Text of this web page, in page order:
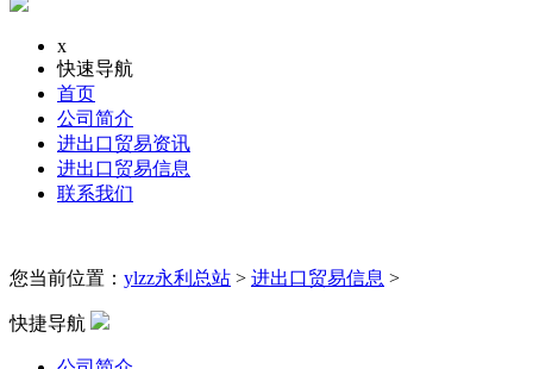
x
快速导航
首页
公司简介
进出口贸易资讯
进出口贸易信息
联系我们
您当前位置： ylzz永利总站 > 进出口贸易信息 >
快捷导航